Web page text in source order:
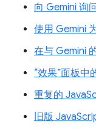
向 Gemini 询
使用 Gemini
在与 Gemini
“效果”面板中
重复的
旧版